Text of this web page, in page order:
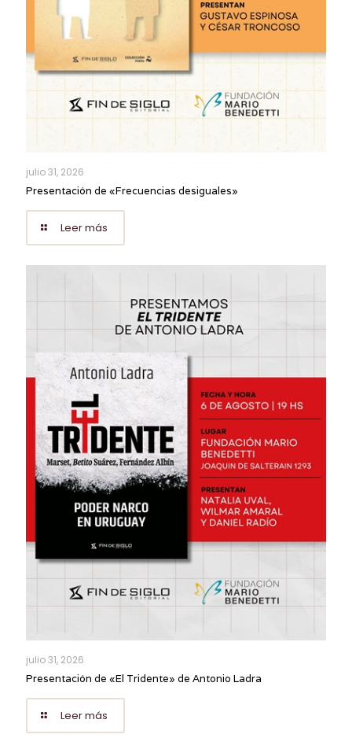
julio 31, 2026
Presentación de «Frecuencias desiguales»
Leer más
julio 31, 2026
Presentación de «El Tridente» de Antonio Ladra
Leer más